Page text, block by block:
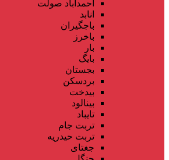
احمدآباد صولت
انابد
باجگیران
باخرز
بار
بایگ
بجستان
بردسکن
بیدخت
بینالود
تایباد
تربت جام
تربت حیدریه
جغتای